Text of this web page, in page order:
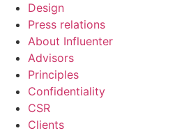
Design
Press relations
About Influenter
Advisors
Principles
Confidentiality
CSR
Clients